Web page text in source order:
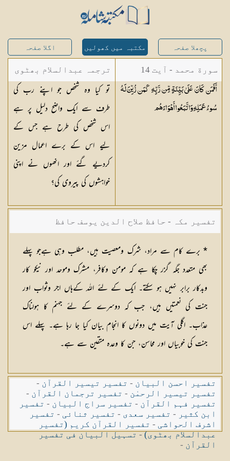
پچھلا صفحہ مکتبہ میں کھولیں اگلا صفحہ
سورة محمد - آیت 14
أَفَمَن كَانَ عَلَىٰ بَيِّنَةٍ مِّن رَّبِّهِ كَمَن زُيِّنَ لَهُ
سُوءُ عَمَلِهِ وَاتَّبَعُواأَهْوَاءَهُم
ترجمہ عبدالسلام بھٹوی
- عبدالسلام بن محمد
تو کیا وہ شخص جو اپنے رب کی
طرف سے ایک واضح دلیل پر ہے
اس شخص کی طرح ہے جس کے
لیے اس کے برے اعمال مزین
کردیے گئے اور انھوں نے اپنی
خواہشوں کی پیروی کی؟
تفسیر مکہ - حافظ صلاح الدین یوسف حافظ
* برے کام سے مراد، شرک ومعصیت ہیں، مطلب وہی ہےجو پہلے
بھی متعدد جگہ گزر چکا ہے کہ مومن وکافر، مشرک وموحد اور نیکو کار
وبدکار برابر نہیں ہو سکتے۔ ایک کے لئے اللہ کےہاں اجر وثواب اور
جنت کی نعمتیں ہیں، جب کہ دوسرے کے لئے جہنم کا ہولناک
عذاب۔ اگلی آیت میں دونوں کا انجام بیان کیا جا رہا ہے۔ پہلے اس
جنت کی خوبیاں اور محاسن، جن کا وعدہ متقین سے ہے۔
تفسیر احسن البیان - تفسیر تیسیر القرآن -
تفسیر تیسیر الرحمٰن - تفسیر ترجمان القرآن -
تفسیر فہم القرآن - تفسیر سراج البیان - تفسیر
ابن کثیر - تفسیر سعدی - تفسیر ثنائی - تفسیر
اشرف الحواشی - تفسیر القرآن کریم (تفسیر
عبدالسلام بھٹوی)-تسہیل البیان فی تفسیر
القرآن -